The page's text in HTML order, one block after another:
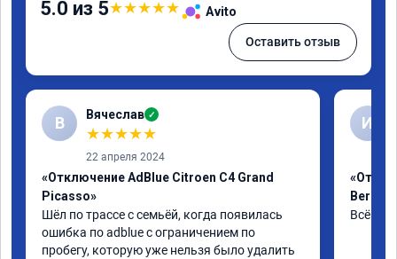
5.0 из 5★★★★★ Avito
Оставить отзыв
В Вячеслав ✓
★★★★★
22 апреля 2024
«Отключение AdBlue Citroen C4 Grand
Picasso»
Шёл по трассе с семьёй, когда появилась
ошибка по adblue с ограничением по
пробегу, которую уже нельзя было удалить
И
Всё